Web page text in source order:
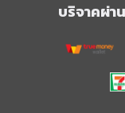
บริจาคผ่า